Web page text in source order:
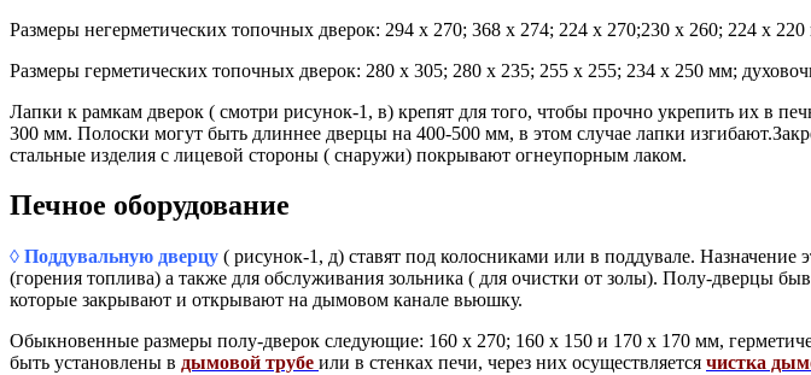
Размеры негерметических топочных дверок: 294 х 270; 368 х 274; 224 х 270;230 х 260; 224 х
Размеры герметических топочных дверок: 280 х 305; 280 х 235; 255 х 255; 234 х 250 мм;
Лапки к рамкам дверок ( смотри рисунок-1, в) крепят для того, чтобы прочно укрепить их в
300 мм. Полоски могут быть длиннее дверцы на 400-500 мм, в этом случае лапки
стальные изделия с лицевой стороны ( снаружи) покрывают огнеупорным лаком.
Печное оборудование
◊ Поддувальную дверцу ( рисунок-1, д) ставят под колосниками или в поддувале. Назначение
(горения топлива) а также для обслуживания зольника ( для очистки от золы). Полу-дверцы
которые закрывают и открывают на дымовом канале вьюшку.
Обыкновенные размеры полу-дверок следующие: 160 х 270; 160 х 150 и 170 х 170 мм,
быть установлены в дымовой трубе или в стенках печи, через них осуществляется чистка